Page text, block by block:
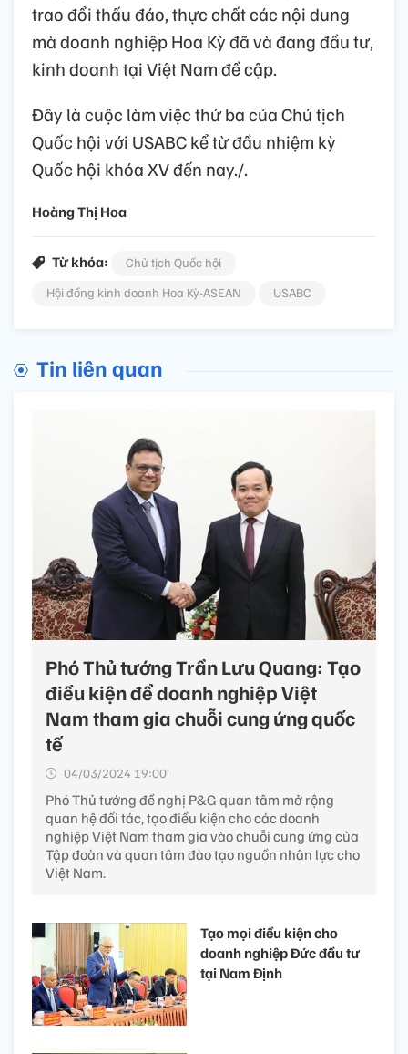
trao đổi thấu đáo, thực chất các nội dung
mà doanh nghiệp Hoa Kỳ đã và đang đầu tư,
kinh doanh tại Việt Nam đề cập.
Đây là cuộc làm việc thứ ba của Chủ tịch
Quốc hội với USABC kể từ đầu nhiệm kỳ
Quốc hội khóa XV đến nay./.
Hoàng Thị Hoa
Từ khóa:
Chủ tịch Quốc hội
Hội đồng kinh doanh Hoa Kỳ-ASEAN
USABC
Tin liên quan
Phó Thủ tướng Trần Lưu Quang: Tạo
điều kiện để doanh nghiệp Việt
Nam tham gia chuỗi cung ứng quốc
tế
04/03/2024 19:00’
Phó Thủ tướng đề nghị P&G quan tâm mở rộng
quan hệ đối tác, tạo điều kiện cho các doanh
nghiệp Việt Nam tham gia vào chuỗi cung ứng của
Tập đoàn và quan tâm đào tạo nguồn nhân lực cho
Việt Nam.
Tạo mọi điều kiện cho
doanh nghiệp Đức đầu tư
tại Nam Định